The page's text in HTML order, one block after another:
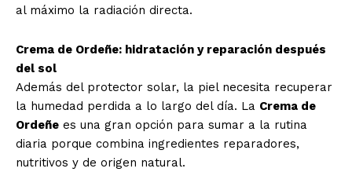
al máximo la radiación directa.
Crema de Ordeñe: hidratación y reparación después
del sol
Además del protector solar, la piel necesita recuperar
la humedad perdida a lo largo del día. La Crema de
Ordeñe es una gran opción para sumar a la rutina
diaria porque combina ingredientes reparadores,
nutritivos y de origen natural.